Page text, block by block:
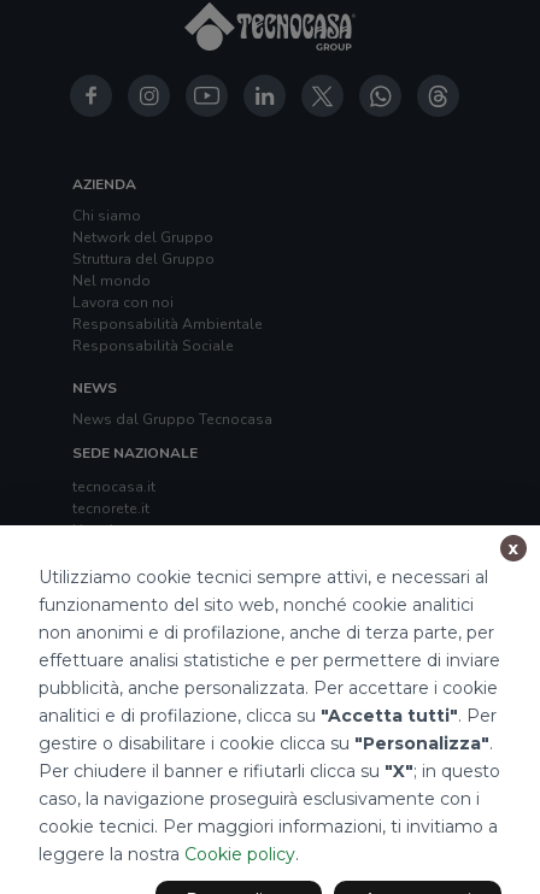
AZIENDA
Chi siamo
Network del Gruppo
Struttura del Gruppo
Nel mondo
Lavora con noi
Responsabilità Ambientale
Responsabilità Sociale
NEWS
News dal Gruppo Tecnocasa
SEDE NAZIONALE
tecnocasa.it
tecnorete.it
kiron.it
TECNOCASA NEL MONDO
Italia,Spagna Ungheria ,Messico,Polonia,Francia,
Tunisia,Thailandia,Repubblica di San Marino
2026 Tecnocasa Franchising S.p.A. - P. IVA 08365160152 - Via Monte
Bianco 60/A 20089 Rozzano (MI). Ogni agenzia ha un proprio titolare ed è
autonoma.
Policy utilizzo
Utilizziamo cookie tecnici sempre attivi, e necessari al
funzionamento del sito web, nonché cookie analitici
non anonimi e di profilazione, anche di terza parte, per
effettuare analisi statistiche e per permettere di inviare
pubblicità, anche personalizzata. Per accettare i cookie
analitici e di profilazione, clicca su "Accetta tutti". Per
gestire o disabilitare i cookie clicca su "Personalizza".
Per chiudere il banner e rifiutarli clicca su "X"; in questo
caso, la navigazione proseguirà esclusivamente con i
cookie tecnici. Per maggiori informazioni, ti invitiamo a
leggere la nostra Cookie policy.
x